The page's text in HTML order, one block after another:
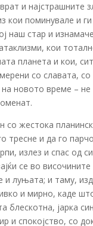
и најстрашните
кои поминувале и
наш стар и
кои
планета и кои,
со славата,
новото време – не
со жестока
тресне и да го
излез и спас од
се во височините
и луњата; и таму,
и мирно, каде
блескотна, јарка
и спокојство, со